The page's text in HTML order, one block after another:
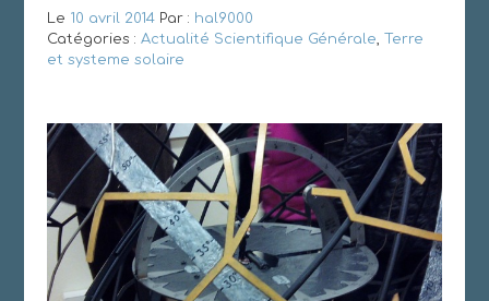
Le 10 avril 2014Par : hal9000
Catégories : Actualité Scientifique Générale,
Terre
et systeme solaire